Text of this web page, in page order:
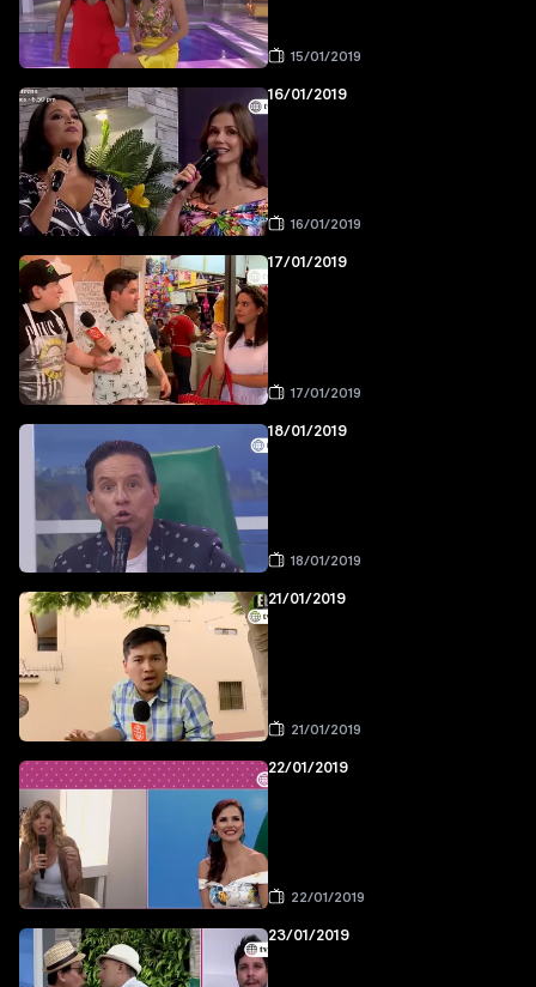
15/01/2019
16/01/2019
16/01/2019
17/01/2019
17/01/2019
18/01/2019
18/01/2019
21/01/2019
21/01/2019
22/01/2019
22/01/2019
23/01/2019